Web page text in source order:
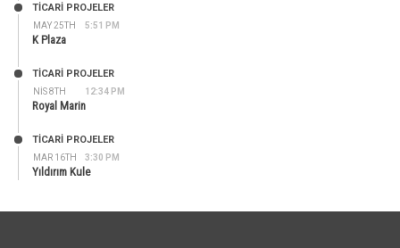
MAY 25TH 5:51 PM
TİCARİ PROJELER
K Plaza
NIS 8TH 12:34 PM
TİCARİ PROJELER
Royal Marin
MAR 16TH 3:30 PM
TİCARİ PROJELER
Yıldırım Kule